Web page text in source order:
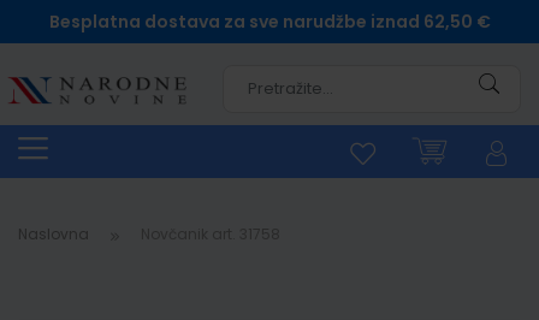
Besplatna dostava za sve narudžbe iznad 62,50 €
Naslovna